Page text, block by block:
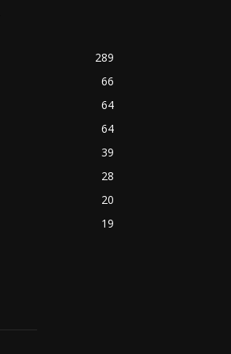
289
66
64
64
39
28
20
19